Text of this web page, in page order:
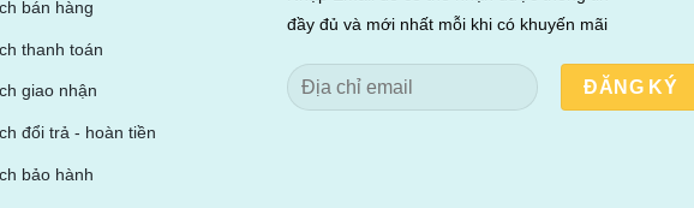
bán hàng
thanh toán
giao nhận
đổi trả - hoàn tiền
bảo hành
đầy đủ và mới nhất mỗi khi có khuyến mãi